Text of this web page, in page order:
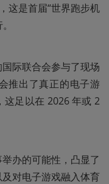
这是首届“世界跑步机
际联合会参与了现场
推出了真正的电子游
这足以在 2026 年或 2
办的可能性，凸显了
对电子游戏融入体育